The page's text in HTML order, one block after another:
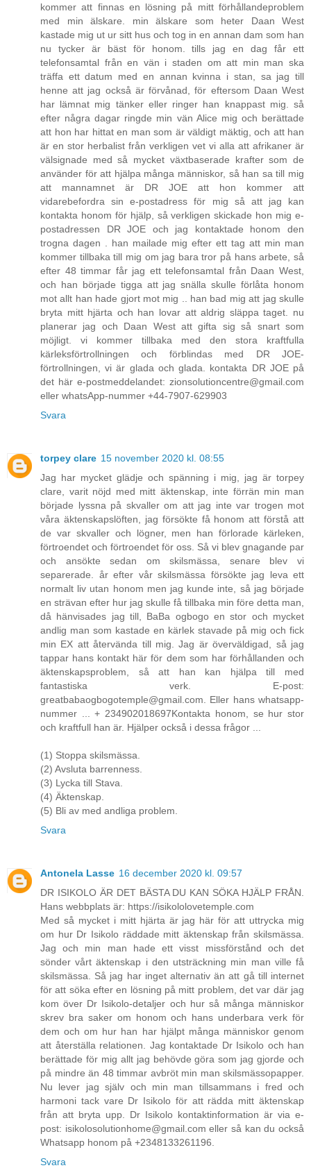
kommer att finnas en lösning på mitt förhållandeproblem
med min älskare. min älskare som heter Daan West
kastade mig ut ur sitt hus och tog in en annan dam som han
nu tycker är bäst för honom. tills jag en dag får ett
telefonsamtal från en vän i staden om att min man ska
träffa ett datum med en annan kvinna i stan, sa jag till
henne att jag också är förvånad, för eftersom Daan West
har lämnat mig tänker eller ringer han knappast mig. så
efter några dagar ringde min vän Alice mig och berättade
att hon har hittat en man som är väldigt mäktig, och att han
är en stor herbalist från verkligen vet vi alla att afrikaner är
välsignade med så mycket växtbaserade krafter som de
använder för att hjälpa många människor, så han sa till mig
att mannamnet är DR JOE att hon kommer att
vidarebefordra sin e-postadress för mig så att jag kan
kontakta honom för hjälp, så verkligen skickade hon mig e-
postadressen DR JOE och jag kontaktade honom den
trogna dagen . han mailade mig efter ett tag att min man
kommer tillbaka till mig om jag bara tror på hans arbete, så
efter 48 timmar får jag ett telefonsamtal från Daan West,
och han började tigga att jag snälla skulle förlåta honom
mot allt han hade gjort mot mig .. han bad mig att jag skulle
bryta mitt hjärta och han lovar att aldrig släppa taget. nu
planerar jag och Daan West att gifta sig så snart som
möjligt. vi kommer tillbaka med den stora kraftfulla
kärleksförtrollningen och förblindas med DR JOE-
förtrollningen, vi är glada och glada. kontakta DR JOE på
det här e-postmeddelandet: zionsolutioncentre@gmail.com
eller whatsApp-nummer +44-7907-629903
Svara
torpey clare 15 november 2020 kl. 08:55
Jag har mycket glädje och spänning i mig, jag är torpey
clare, varit nöjd med mitt äktenskap, inte förrän min man
började lyssna på skvaller om att jag inte var trogen mot
våra äktenskapslöften, jag försökte få honom att förstå att
de var skvaller och lögner, men han förlorade kärleken,
förtroendet och förtroendet för oss. Så vi blev gnagande par
och ansökte sedan om skilsmässa, senare blev vi
separerade. år efter vår skilsmässa försökte jag leva ett
normalt liv utan honom men jag kunde inte, så jag började
en strävan efter hur jag skulle få tillbaka min före detta man,
då hänvisades jag till, BaBa ogbogo en stor och mycket
andlig man som kastade en kärlek stavade på mig och fick
min EX att återvända till mig. Jag är överväldigad, så jag
tappar hans kontakt här för dem som har förhållanden och
äktenskapsproblem, så att han kan hjälpa till med
fantastiska verk. E-post:
greatbabaogbogotemple@gmail.com. Eller hans whatsapp-
nummer ... + 234902018697Kontakta honom, se hur stor
och kraftfull han är. Hjälper också i dessa frågor ...
(1) Stoppa skilsmässa.
(2) Avsluta barrenness.
(3) Lycka till Stava.
(4) Äktenskap.
(5) Bli av med andliga problem.
Svara
Antonela Lasse 16 december 2020 kl. 09:57
DR ISIKOLO ÄR DET BÄSTA DU KAN SÖKA HJÄLP FRÅN.
Hans webbplats är: https://isikololovetemple.com
Med så mycket i mitt hjärta är jag här för att uttrycka mig
om hur Dr Isikolo räddade mitt äktenskap från skilsmässa.
Jag och min man hade ett visst missförstånd och det
sönder vårt äktenskap i den utsträckning min man ville få
skilsmässa. Så jag har inget alternativ än att gå till internet
för att söka efter en lösning på mitt problem, det var där jag
kom över Dr Isikolo-detaljer och hur så många människor
skrev bra saker om honom och hans underbara verk för
dem och om hur han har hjälpt många människor genom
att återställa relationen. Jag kontaktade Dr Isikolo och han
berättade för mig allt jag behövde göra som jag gjorde och
på mindre än 48 timmar avbröt min man skilsmässopapper.
Nu lever jag själv och min man tillsammans i fred och
harmoni tack vare Dr Isikolo för att rädda mitt äktenskap
från att bryta upp. Dr Isikolo kontaktinformation är via e-
post: isikolosolutionhome@gmail.com eller så kan du också
Whatsapp honom på +2348133261196.
Svara